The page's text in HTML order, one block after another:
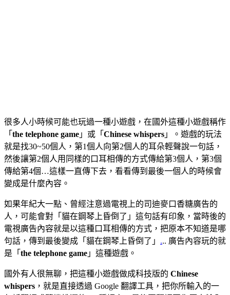
很多人小時候可能也玩過一種小遊戲，在國外這種小遊戲稱作
「 the telephone game 」或「 Chinese whispers 」。遊戲的玩法
就是找30~50個人，第1個人向第2個人的耳朵輕聲說一句話，
然後讓第2個人用同樣的口耳相傳的方式傳給第3個人，第3個
傳給第4個…這樣一直傳下去，看看傳到最後一個人的時候會
變成是什麼內容。
如果年紀大一點、曾經注意過電視上的司迪麥口香糖廣告的
人，可能會對「貓在鋼琴上昏倒了」這句話有印象，當時後的
電視廣告內容就是以這種口耳相傳的方式，把原本不知道是哪
句話，傳到最後變成「貓在鋼琴上昏倒了」 ... 廣告內容玩的就
是「 the telephone game 」這種遊戲。
國外有人很無聊，把這種小遊戲做成科技版的 Chinese
whispers ，就是直接透過 Google 翻譯工具，把你所輸入的一